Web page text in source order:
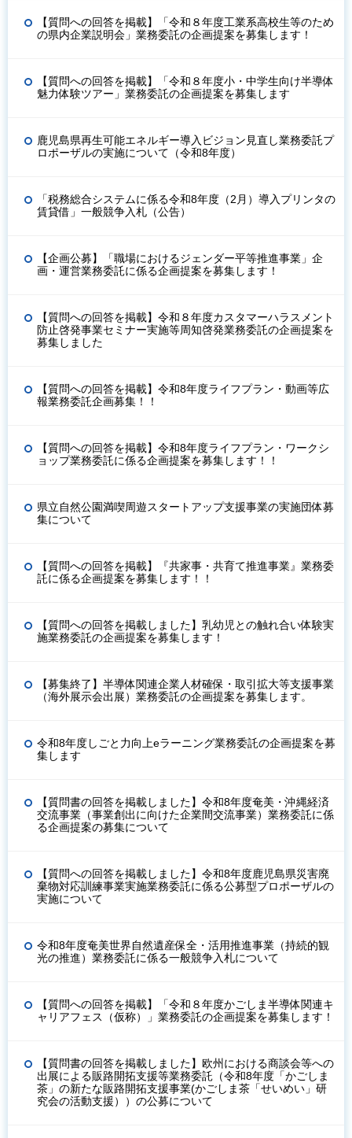
【質問への回答を掲載】「令和８年度工業系高校生等のため
の県内企業説明会」業務委託の企画提案を募集します！
【質問への回答を掲載】「令和８年度小・中学生向け半導体
魅力体験ツアー」業務委託の企画提案を募集します
鹿児島県再生可能エネルギー導入ビジョン見直し業務委託プ
ロポーザルの実施について（令和8年度）
「税務総合システムに係る令和8年度（2月）導入プリンタの
賃貸借」一般競争入札（公告）
【企画公募】「職場におけるジェンダー平等推進事業」企
画・運営業務委託に係る企画提案を募集します！
【質問への回答を掲載】令和８年度カスタマーハラスメント
防止啓発事業セミナー実施等周知啓発業務委託の企画提案を
募集しました
【質問への回答を掲載】令和8年度ライフプラン・動画等広
報業務委託企画募集！！
【質問への回答を掲載】令和8年度ライフプラン・ワークシ
ョップ業務委託に係る企画提案を募集します！！
県立自然公園満喫周遊スタートアップ支援事業の実施団体募
集について
【質問への回答を掲載】『共家事・共育て推進事業』業務委
託に係る企画提案を募集します！！
【質問への回答を掲載しました】乳幼児との触れ合い体験実
施業務委託の企画提案を募集します！
【募集終了】半導体関連企業人材確保・取引拡大等支援事業
（海外展示会出展）業務委託の企画提案を募集します。
令和8年度しごと力向上eラーニング業務委託の企画提案を募
集します
【質問書の回答を掲載しました】令和8年度奄美・沖縄経済
交流事業（事業創出に向けた企業間交流事業）業務委託に係
る企画提案の募集について
【質問への回答を掲載しました】令和8年度鹿児島県災害廃
棄物対応訓練事業実施業務委託に係る公募型プロポーザルの
実施について
令和8年度奄美世界自然遺産保全・活用推進事業（持続的観
光の推進）業務委託に係る一般競争入札について
【質問への回答を掲載】「令和８年度かごしま半導体関連キ
ャリアフェス（仮称）」業務委託の企画提案を募集します！
【質問書の回答を掲載しました】欧州における商談会等への
出展による販路開拓支援等業務委託（令和8年度「かごしま
茶」の新たな販路開拓支援事業(かごしま茶「せいめい」研
究会の活動支援））の公募について